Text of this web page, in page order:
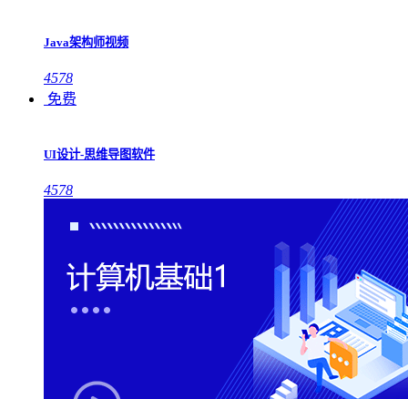
Java架构师视频
4578
免费
UI设计-思维导图软件
4578